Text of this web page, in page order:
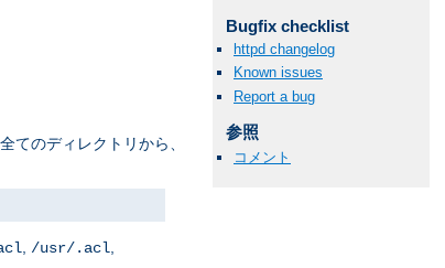
Bugfix checklist
httpd changelog
Known issues
Report a bug
参照
コメント
てのディレクトリから、
, /usr/.acl,